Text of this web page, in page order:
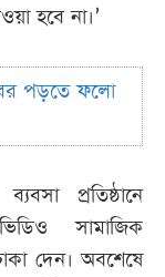
হবে না।’
পড়তে ফলো
প্রতিষ্ঠানে
সামাজিক
দেন। অবশেষে